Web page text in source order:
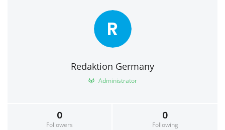
R
Redaktion Germany
Administrator
0
Followers
0
Following